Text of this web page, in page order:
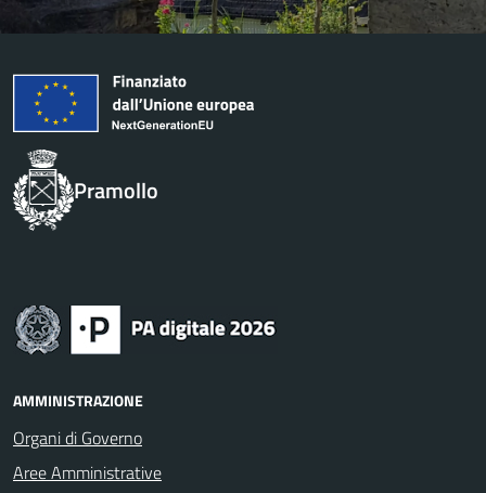
Pramollo
AMMINISTRAZIONE
Organi di Governo
Aree Amministrative